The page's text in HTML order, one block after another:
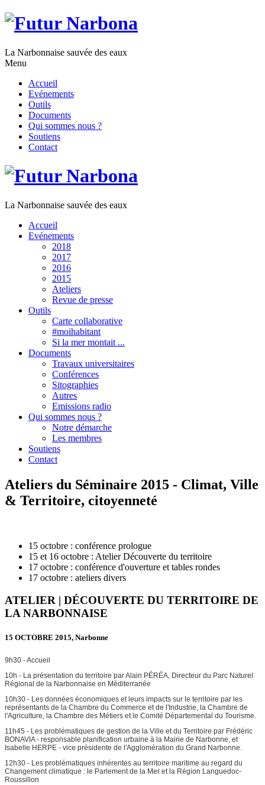
La Narbonnaise sauvée des eaux
Menu
Accueil
Evénements
Outils
Documents
Qui sommes nous ?
Soutiens
Contact
La Narbonnaise sauvée des eaux
Accueil
Evénements
2018
2017
2016
2015
Ateliers
Revue de presse
Outils
Carte collaborative
#moihabitant
Si la mer montait ...
Documents
Travaux universitaires
Conférences
Sitographies
Autres
Emissions radio
Qui sommes nous ?
Notre démarche
Les membres
Soutiens
Contact
Ateliers du Séminaire 2015 - Climat, Ville
& Territoire, citoyenneté
15 octobre : conférence prologue
15 et 16 octobre : Atelier Découverte du territoire
17 octobre : conférence d'ouverture et tables rondes
17 octobre : ateliers divers
ATELIER | DÉCOUVERTE DU TERRITOIRE DE
LA NARBONNAISE
15 OCTOBRE 2015, Narbonne
9h30 - Accueil
10h - La présentation du territoire par Alain PÉRÉA, Directeur du Parc Naturel
Régional de la Narbonnaise en Méditerranée
10h30 - Les données économiques et leurs impacts sur le territoire par les
représentants de la Chambre du Commerce et de l'Industrie, la Chambre de
l'Agriculture, la Chambre des Métiers et le Comité Départemental du Tourisme.
11h45 - Les problématiques de gestion de la Ville et du Territoire par Frédéric
BONAVIA - responsable planification urbaine à la Mairie de Narbonne, et
Isabelle HERPE - vice présidente de l'Agglomération du Grand Narbonne.
12h30 - Les problématiques inhérentes au territoire maritime au regard du
Changement climatique : le Parlement de la Mer et la Région Languedoc-
Roussillon